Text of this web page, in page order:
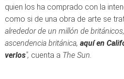
quien los ha comprado con la
como si de una obra de arte se
alrededor de un millón de
ascendencia británica, aquí en
verlos", cuenta a The Sun.